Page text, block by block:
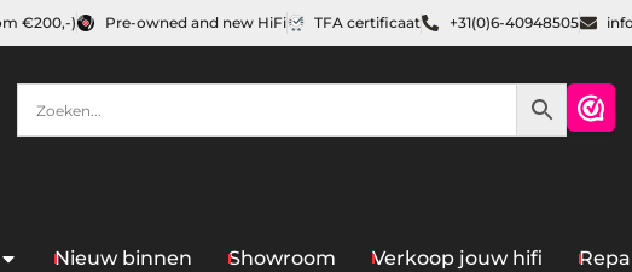
€200,-) Pre-owned and new HiFi TFA certificaat +31(0)6-40948505
Nieuw binnen Showroom Verkoop jouw hifi